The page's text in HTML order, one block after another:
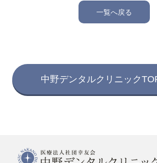
一覧へ戻る
中野デンタルクリニック